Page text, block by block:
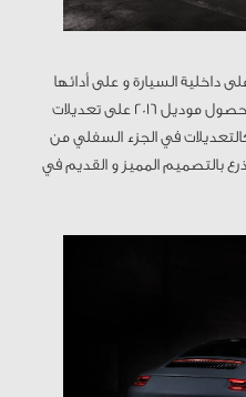
داخلية السيارة و على أدائها
كذلك في المستقبل، حيث أكدت على حصول موديل 2016 على تعديلات
في الجزء السفلي من
بالتصميم المميز و القديم في